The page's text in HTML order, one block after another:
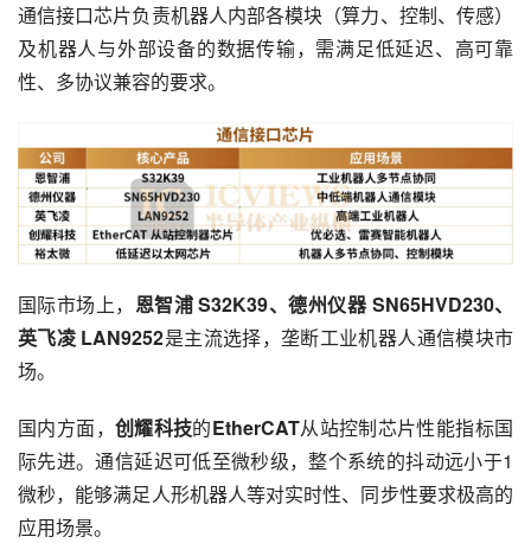
通信接口芯片负责机器人内部各模块（算力、控制、传感）
及机器人与外部设备的数据传输，需满足低延迟、高可靠
性、多协议兼容的要求。
国际市场上， 恩智浦 S32K39、德州仪器 SN65HVD230、
英飞凌 LAN9252是主流选择，垄断工业机器人通信模块市
场。
国内方面， 创耀科技的EtherCAT从站控制芯片性能指标国
际先进。通信延迟可低至微秒级，整个系统的抖动远小于1
微秒，能够满足人形机器人等对实时性、同步性要求极高的
应用场景。